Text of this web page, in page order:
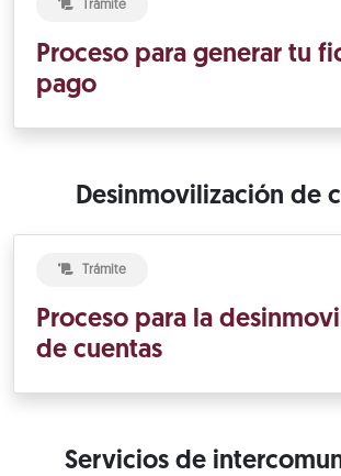
Trámite
Proceso para generar tu
pago
Desinmovilización de
Trámite
Proceso para la
de cuentas
Servicios de